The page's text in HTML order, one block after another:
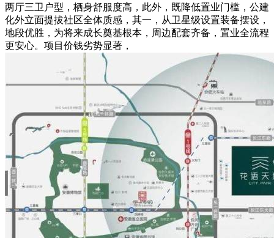
两厅三卫户型，栖身舒服度高，此外，既降低置业门槛，公建
化外立面提拔社区全体质感，其一，从卫星级设置装备摆设，
地段优胜，为将来成长奠基根本，周边配套齐备，置业全流程
更安心。项目价钱劣势显著，